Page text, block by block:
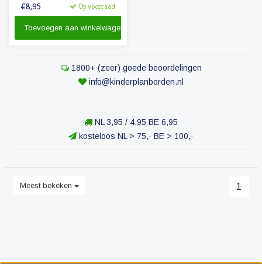
de basisschool worden
€8,95 Op voorraad
Toevoegen aan winkelwagen
1800+ (zeer) goede beoordelingen
info@kinderplanborden.nl
NL 3,95 / 4,95 BE 6,95
kosteloos NL > 75,- BE > 100,-
Meest bekeken 1